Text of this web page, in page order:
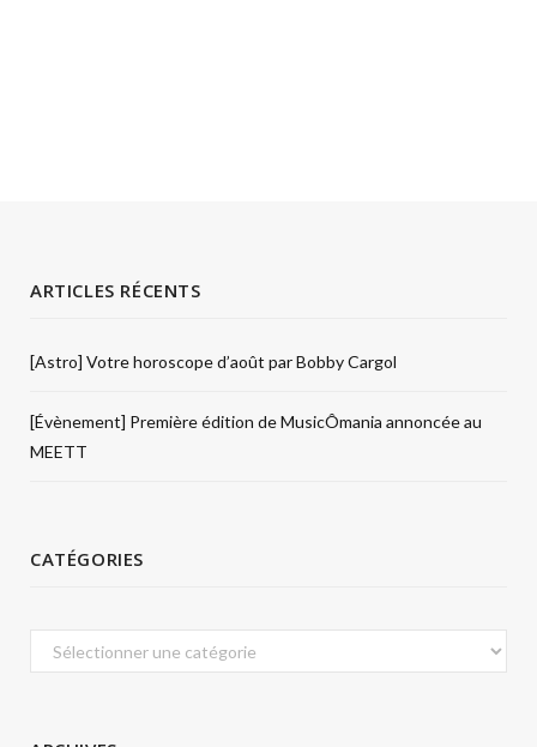
ARTICLES RÉCENTS
[Astro] Votre horoscope d’août par Bobby Cargol
[Évènement] Première édition de MusicÔmania annoncée au
MEETT
CATÉGORIES
Catégories